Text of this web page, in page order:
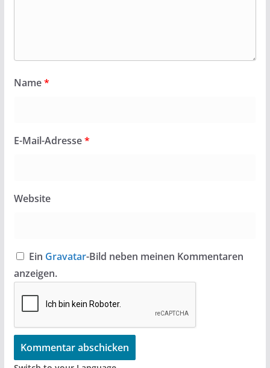
Name*
E-Mail-Adresse*
Website
Ein Gravatar-Bild neben meinen Kommentaren
anzeigen.